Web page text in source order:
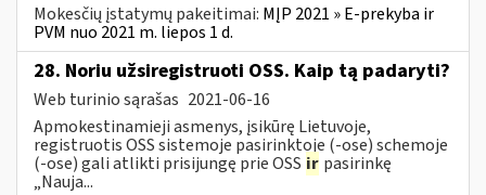
Mokesčių įstatymų pakeitimai: MĮP 2021 » E-prekyba ir
PVM nuo 2021 m. liepos 1 d.
28. Noriu užsiregistruoti OSS. Kaip tą padaryti?
Web turinio sąrašas 2021-06-16
Apmokestinamieji asmenys, įsikūrę Lietuvoje,
registruotis OSS sistemoje pasirinktoje (-ose) schemoje
(-ose) gali atlikti prisijungę prie OSS ir pasirinkę
„Nauja...